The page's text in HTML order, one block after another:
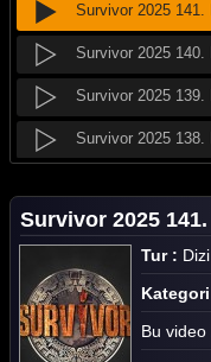
Survivor 2025 141.
Survivor 2025 140.
Survivor 2025 139.
Survivor 2025 138.
Survivor 2025 136.
Survivor 2025 135.
Survivor 2025 134.
Survivor 2025 133.
Survivor 2025
Tur : Dizi
Bu video